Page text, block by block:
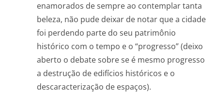
enamorados de sempre ao contemplar tanta
beleza, não pude deixar de notar que a cidade
foi perdendo parte do seu patrimônio
histórico com o tempo e o “progresso” (deixo
aberto o debate sobre se é mesmo progresso
a destrução de edifícios históricos e o
descaracterização de espaços).